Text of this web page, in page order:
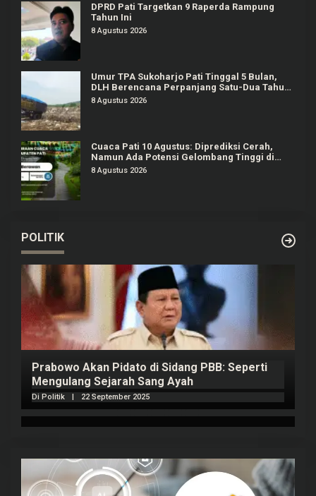
DPRD Pati Targetkan 9 Raperda Rampung
Tahun Ini
8 Agustus 2026
Umur TPA Sukoharjo Pati Tinggal 5 Bulan,
DLH Berencana Perpanjang Satu-Dua Tahun
Lagi
8 Agustus 2026
Cuaca Pati 10 Agustus: Diprediksi Cerah,
Namun Ada Potensi Gelombang Tinggi di
Perairan Jateng
8 Agustus 2026
POLITIK
Prabowo Akan Pidato di Sidang PBB: Seperti
Mengulang Sejarah Sang Ayah
Di Politik 22 September 2025